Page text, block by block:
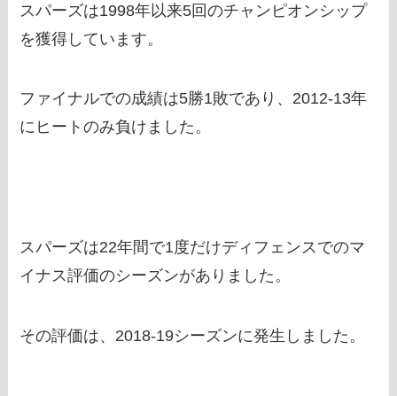
スパーズは1998年以来5回のチャンピオンシップ
を獲得しています。
ファイナルでの成績は5勝1敗であり、2012-13年
にヒートのみ負けました。
スパーズは22年間で1度だけディフェンスでのマ
イナス評価のシーズンがありました。
その評価は、2018-19シーズンに発生しました。